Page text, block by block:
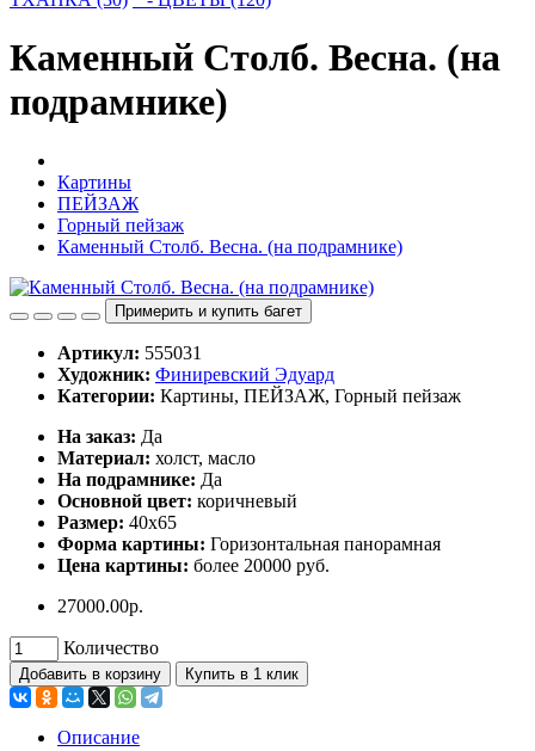
Каменный Столб. Весна. (на
подрамнике)
Картины
ПЕЙЗАЖ
Горный пейзаж
Каменный Столб. Весна. (на подрамнике)
Примерить и купить багет
Артикул: 555031
Художник: Финиревский Эдуард
Категории: Картины, ПЕЙЗАЖ, Горный пейзаж
Ha заказ: Дa
Материал: холст, масло
На подрамнике: Да
Основной цвет: коричневый
Размер: 40х65
Форма картины: Горизонтальная панорамная
Цена картины: более 20000 руб.
27000.00р.
Количество
Добавить в корзину Купить в 1 клик
Описание